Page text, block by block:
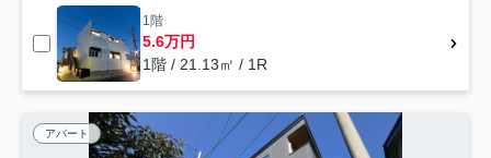
1階
5.6万円
1階 / 21.13㎡ / 1R
アパート